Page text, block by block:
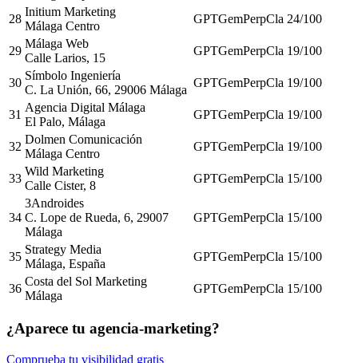
28
Initium Marketing
Málaga Centro
GPTGemPerpCla 24/100
29
Málaga Web
Calle Larios, 15
GPTGemPerpCla 19/100
30
Símbolo Ingeniería
C. La Unión, 66, 29006 Málaga
GPTGemPerpCla 19/100
31
Agencia Digital Málaga
El Palo, Málaga
GPTGemPerpCla 19/100
32
Dolmen Comunicación
Málaga Centro
GPTGemPerpCla 19/100
33
Wild Marketing
Calle Cister, 8
GPTGemPerpCla 15/100
34
3Androides
C. Lope de Rueda, 6, 29007
Málaga
GPTGemPerpCla 15/100
35
Strategy Media
Málaga, España
GPTGemPerpCla 15/100
36
Costa del Sol Marketing
Málaga
GPTGemPerpCla 15/100
¿Aparece tu agencia-marketing?
Comprueba tu visibilidad gratis